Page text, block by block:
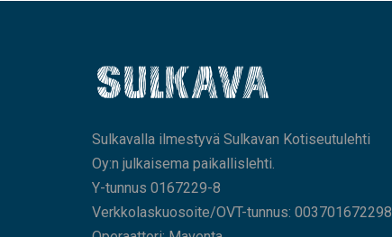
Sulkavalla ilmestyvä Sulkavan Kotiseutulehti
Oy:n julkaisema paikallislehti.
Y-tunnus 0167229-8
Verkkolaskuosoite/OVT-tunnus: 003701672298